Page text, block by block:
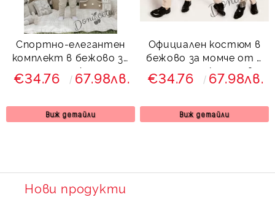
Спортно-елегантен
комплект в бежово за
момче от 4 части
елек, риза в бяло,
от колекция Бежина
€34.76 67.98лв.
Виж детайли
Официален костюм в
бежово за момче от 4
части елек, риза в
бяло, панталон и
колекция Бежина
€34.76 67.98лв.
Виж детайли
Нови продукти